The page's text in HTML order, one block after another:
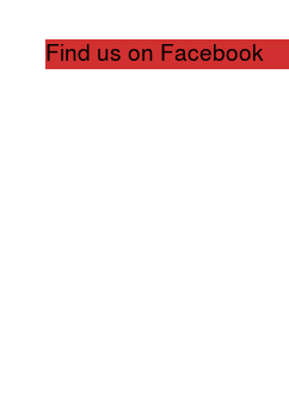
Find us on Facebook